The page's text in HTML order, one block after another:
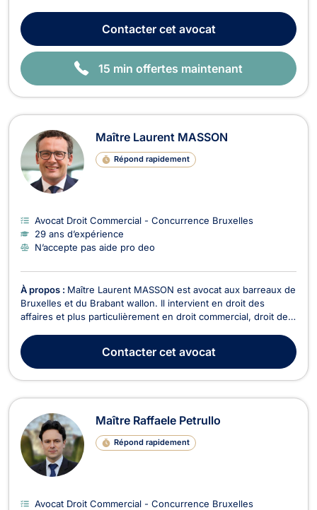
numérique, ainsi qu'en droit douanier. Trilingue en espagnol,
français et anglais, Maître ESPINOSA acc...
Contactercet avocat
15 min offertes maintenant
Maître Laurent MASSON
Répond rapidement
Avocat Droit Commercial - Concurrence Bruxelles
29 ans d’expérience
N’accepte pas aide pro deo
À propos : Maître Laurent MASSON est avocat aux barreaux de
Bruxelles et du Brabant wallon. Il intervient en droit des
affaires et plus particulièrement en droit commercial, droit de
numérique, et en droit de la protection des données
personnelles (RGPD). Il exerce en droit co...
Contactercet avocat
Maître Raffaele Petrullo
Répond rapidement
Avocat Droit Commercial - Concurrence Bruxelles